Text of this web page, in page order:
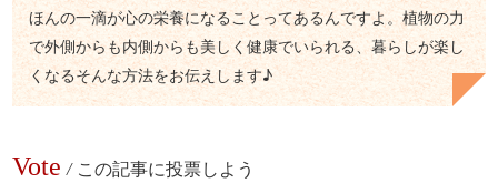
ほんの一滴が心の栄養になることってあるんですよ。植物の力
で外側からも内側からも美しく健康でいられる、暮らしが楽し
くなるそんな方法をお伝えします♪
Vote / この記事に投票しよう